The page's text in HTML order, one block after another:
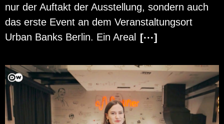
nur der Auf­takt der Aus­stel­lung, son­dern auch
das erste Event an dem Ver­an­stal­tungs­ort
Urban Banks Ber­lin. Ein Areal
[···]